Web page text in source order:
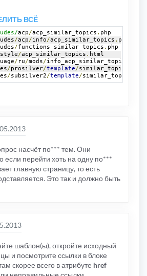
ВСЁ
acp/acp_similar_topics . php
/acp/info/acp_similar_topics . php
/functions_similar_topics . php
style/acp_similar_topics . html
/ ru/mods/info_acp_similar_topics
/prosilver/template/similar_topics
/subsilver2/template/similar_topics
насчёт по*** тем. Они
если перейти хоть на одну по***
главную страницу, то есть
Это так и должно быть
шаблон(ы), откройте исходный
и посмотрите ссылки в блоке
скорее всего в атрибуте href